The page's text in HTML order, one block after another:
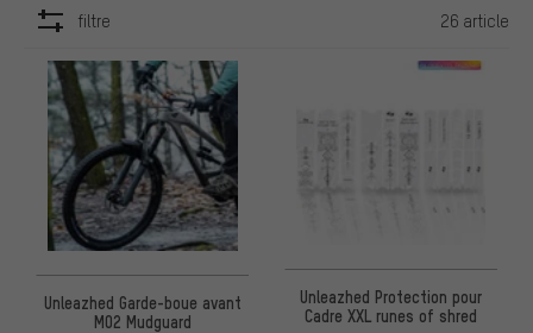
filtre 26 article
ARTICLES
Unleazhed Garde-boue avant
M02 Mudguard
Unleazhed Protection pour
Cadre XXL runes of shred